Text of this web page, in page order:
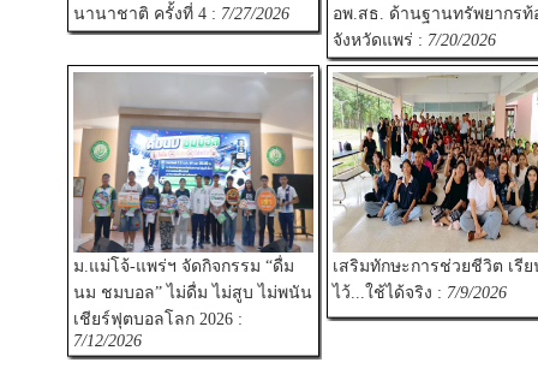
นานาชาติ ครั้งที่ 4 : 7/27/2026
อพ.สธ. ด้านฐานทรัพยากรท้
จังหวัดแพร่ : 7/20/2026
ม.แม่โจ้-แพร่ฯ จัดกิจกรรม “ดื่ม
นม ชมบอล” ไม่ดื่ม ไม่สูบ ไม่พนัน
เชียร์ฟุตบอลโลก 2026 :
7/12/2026
เสริมทักษะการช่วยชีวิต เรีย
ไว้...ใช้ได้จริง : 7/9/2026